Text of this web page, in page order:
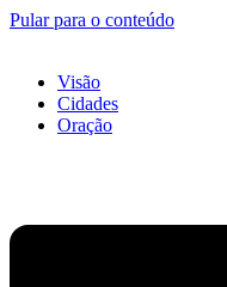
Pular para o conteúdo
Visão
Cidades
Oração